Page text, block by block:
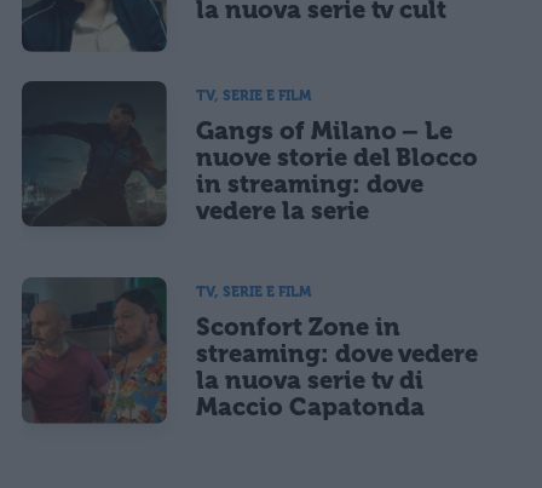
la nuova serie tv cult
TV, SERIE E FILM
Gangs of Milano – Le
nuove storie del Blocco
in streaming: dove
vedere la serie
TV, SERIE E FILM
Sconfort Zone in
streaming: dove vedere
la nuova serie tv di
Maccio Capatonda